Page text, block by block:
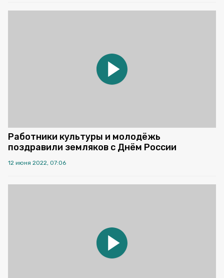
Работники культуры и молодёжь
поздравили земляков с Днём России
12 июня 2022, 07:06